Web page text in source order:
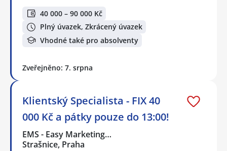
40 000 – 90 000 Kč
Plný úvazek, Zkrácený úvazek
Vhodné také pro absolventy
Zveřejněno: 7. srpna
Klientský Specialista - FIX 40
000 Kč a pátky pouze do 13:00!
EMS - Easy Marketing…
Strašnice, Praha